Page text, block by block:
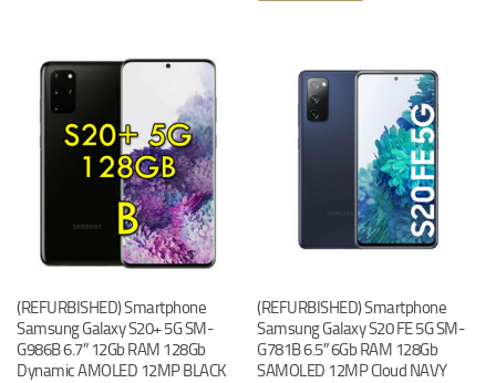
(REFURBISHED) Smartphone
Samsung Galaxy S20+ 5G SM-
G986B 6.7″ 12Gb RAM 128Gb
Dynamic AMOLED 12MP BLACK
(REFURBISHED) Smartphone
Samsung Galaxy S20 FE 5G SM-
G781B 6.5″ 6Gb RAM 128Gb
SAMOLED 12MP Cloud NAVY